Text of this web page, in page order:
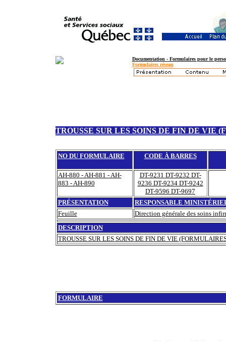
Documentation - Formulaires pour le
Formulaires réseau
TROUSSE SUR LES SOINS DE FIN DE VIE
NO DU FORMULAIRE CODE À BARRES
AH-880 - AH-881 - AH-
883 - AH-890
DT-9231 DT-9232 DT-
9236 DT-9234 DT-9242
DT-9596 DT-9697
PRÉSENTATION
RESPONSABLE
Feuille
Direction générale des soins
DESCRIPTION
TROUSSE SUR LES SOINS DE FIN DE VIE
FORMULAIRE